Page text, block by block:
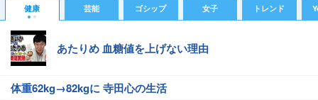
健康 芸能 ゴシップ 女子 トレンド
あたりめ 血糖値を上げない理由
体重62kg→82kgに 寺田心の生活